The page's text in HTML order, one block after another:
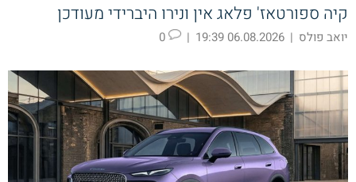
קיה ספורטאז' פלאג אין ונירו היברידי מעודכן
יואב פולס |
06.08.2026 19:39
|